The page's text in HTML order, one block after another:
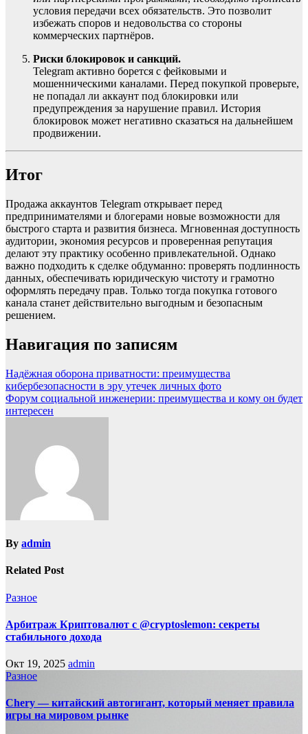
условия передачи всех обязательств. Это позволит
избежать споров и недовольства со стороны
коммерческих партнёров.
Риски блокировок и санкций.
Telegram активно борется с фейковыми и
мошенническими каналами. Перед покупкой проверьте,
не попадал ли аккаунт под блокировки или
предупреждения за нарушение правил. История
блокировок может негативно сказаться на дальнейшем
продвижении.
Итог
Продажа аккаунтов Telegram открывает перед
предпринимателями и блогерами новые возможности для
быстрого старта и развития бизнеса. Мгновенная доступность
аудитории, экономия ресурсов и проверенная репутация
делают эту практику особенно привлекательной. Однако
важно подходить к сделке обдуманно: проверять подлинность
данных, обеспечивать юридическую чистоту и грамотно
оформлять передачу прав. Только тогда покупка готового
канала станет действительно выгодным и безопасным
решением.
Навигация по записям
Надёжная оборона приватности: преимущества
кибербезопасности в эру утечек личных фото
Форум социальной инженерии: преимущества и кому он будет
интересен
By admin
Related Post
Разное
Арбитраж Криптовалют с @cryptoslemon: секреты
стабильного дохода
Окт 19, 2025 admin
Разное
Chery — китайский автогигант, который меняет правила
игры на мировом рынке